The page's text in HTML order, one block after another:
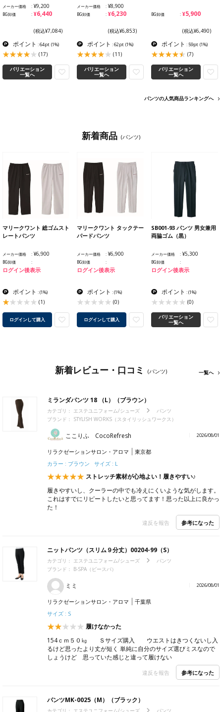
メーカー価格 ¥9,200
BG卸価 ¥6,440
(税込¥7,084)
ポイント : 64pt (1%)
(17)
バリエーション
一覧へ
メーカー価格 ¥8,900
BG卸価 ¥6,230
(税込¥6,853)
ポイント : 62pt (1%)
(11)
バリエーション
一覧へ
BG卸価 ¥5,900
(税込¥6,490)
ポイント : 59pt (1%)
(7)
バリエーション
一覧へ
パンツの人気商品ランキングへ
新着商品 (パンツ)
マリークワント 総ゴムスト
レートパンツ
メーカー価格 ¥6,900
BG卸価
ログイン後表示
ポイント :(1%)
(1)
ログインして購入
マリークワント タックテー
パードパンツ
メーカー価格 ¥6,900
BG卸価
ログイン後表示
ポイント :(1%)
(0)
ログインして購入
SB001-93 パンツ 男女兼用
両脇ゴム（黒）
メーカー価格 ¥5,300
BG卸価
ログイン後表示
ポイント :(1%)
(0)
バリエーション
一覧へ
新着レビュー・口コミ (パンツ) 一覧へ
ミランダパンツ 18 （L）（ブラウン）
カテゴリ： エステユニフォーム/シューズ
パンツ
ブランド： STYLISH WORKS（スタイリッシュワークス）
ここりふ CocoRefresh 2026/08/01
リラクゼーションサロン・アロマ
東京都
カラー : ブラウン サイズ : L
ストレッチ素材が心地よい！履きやすい♪
履きやすいし、クーラーの中でも冷えにくいような気がします。
これはすでにリピートしたいと思ってます！思った以上に良かっ
た！
違反を報告 参考になった
ニットパンツ（スリム９分丈）00204-99（S）
カテゴリ： エステユニフォーム/シューズ
パンツ
ブランド： B-SPA（ビースパ）
ミミ 2026/08/01
リラクゼーションサロン・アロマ
千葉県
サイズ : S
履けなかった
154ｃｍ５０㎏ Ｓサイズ購入 ウエストはきつくないし入
るけど思ったより丈が短く 単純に自分のサイズ選びミスなので
しょうけど 思っていた感じと違って履けない
違反を報告 参考になった
パンツMK-0025（M）（ブラック）
カテゴリ： エステユニフォーム/シューズ パンツ